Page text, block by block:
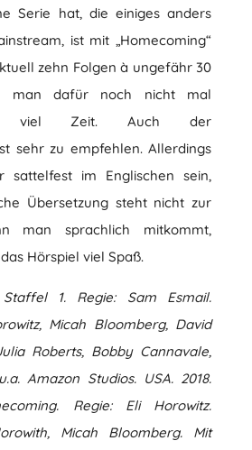
Serie hat, die einiges anders
ist mit „Homecoming“
zehn Folgen à ungefähr 30
man dafür noch nicht mal
viel Zeit. Auch der
sehr zu empfehlen. Allerdings
sattelfest im Englischen sein,
Übersetzung steht nicht zur
man sprachlich mitkommt,
Hörspiel viel Spaß.
1. Regie: Sam Esmail.
Micah Bloomberg, David
Roberts, Bobby Cannavale,
Amazon Studios. USA. 2018.
Regie: Eli Horowitz.
Micah Bloomberg. Mit